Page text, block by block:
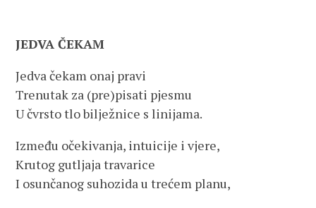
JEDVA ČEKAM
Jedva čekam onaj pravi
Trenutak za (pre)pisati pjesmu
U čvrsto tlo bilježnice s linijama.
Između očekivanja, intuicije i vjere,
Krutog gutljaja travarice
I osunčanog suhozida u trećem planu,